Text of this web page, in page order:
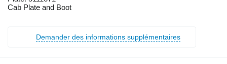
Cab Plate and Boot
Demander des informations supplémentaires